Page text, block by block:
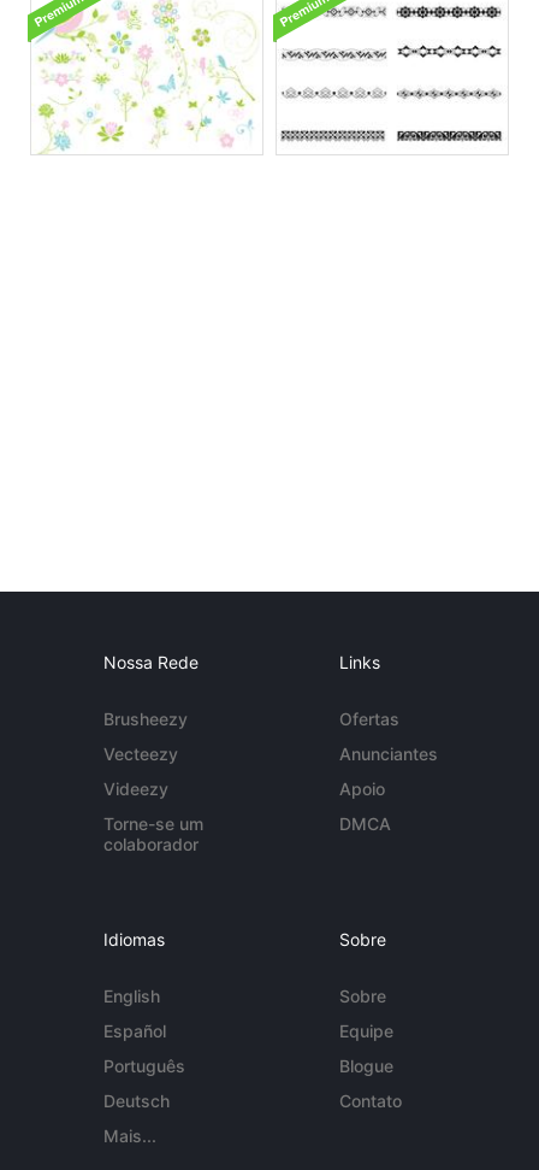
Nossa Rede
Brusheezy
Vecteezy
Videezy
Torne-se um
colaborador
Links
Ofertas
Anunciantes
Apoio
DMCA
Idiomas
English
Español
Português
Deutsch
Mais...
Sobre
Sobre
Equipe
Blogue
Contato